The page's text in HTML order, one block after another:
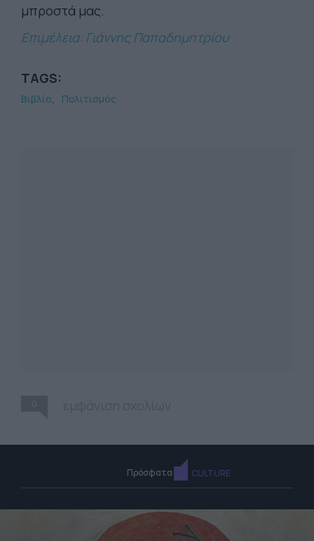
μπροστά μας.
Επιμέλεια: Γιάννης Παπαδημητρίου
TAGS:
Βιβλίο Πολιτισμός
Πρόσφατα CULTURE